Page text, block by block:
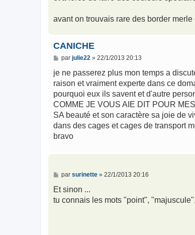
avant on trouvais rare des border
CANICHE
M
s
a
g
par julie22 » 22/1/2013 20:13
je ne passerez plus mon temps a
raison et vraiment experte dans ce
pourquoi eux ils savent et d'autre
COMME JE VOUS AIE DIT POUR
SA beauté et son caractère sa joie de
dans des cages et cages de transport
bravo
M
s
a
par surinette» 22/1/2013 20:16
Et sinon ...
tu connais les mots "point",